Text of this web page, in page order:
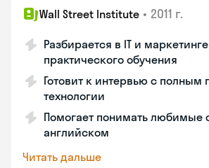
Wall Street Institute • 2011 г.
Разбирается в IT и
практического обучения
Готовит к интервью с полным
технологии
Помогает понимать любимые
английском
Читать дальше